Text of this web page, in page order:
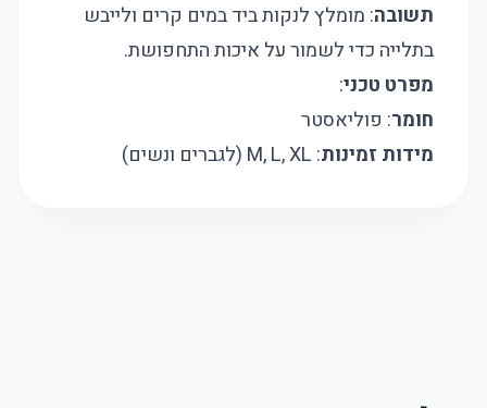
תשובה: מומלץ לנקות ביד במים קרים ולייבש
בתלייה כדי לשמור על איכות התחפושת.
מפרט טכני:
חומר: פוליאסטר
מידות זמינות: M, L, XL (לגברים ונשים)